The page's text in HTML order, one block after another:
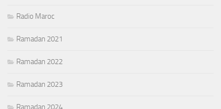
Radio Maroc
Ramadan 2021
Ramadan 2022
Ramadan 2023
Ramadan 2024